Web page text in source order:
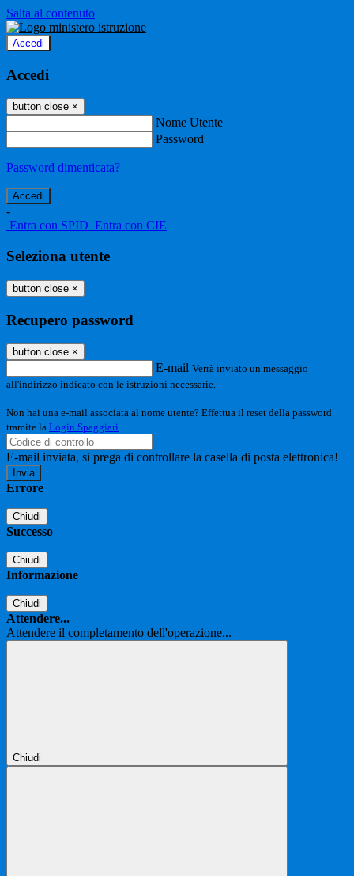
Salta al contenuto
Accedi
Accedi
button close ×
Nome Utente
Password
Password dimenticata?
-
Entra con SPID Entra con CIE
Seleziona utente
button close ×
Recupero password
button close ×
E-mail Verrà inviato un messaggio
all'indirizzo indicato con le istruzioni necessarie.
Non hai una e-mail associata al nome utente? Effettua il reset della password
tramite la Login Spaggiari
E-mail inviata, si prega di controllare la casella di posta elettronica!
Errore
Chiudi
Successo
Chiudi
Informazione
Chiudi
Attendere...
Attendere il completamento dell'operazione...
Chiudi